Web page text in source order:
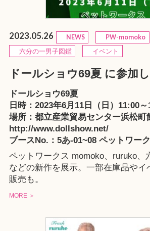
2023.05.26 NEWS PW-momoko
六分の一男子図鑑
イベント
ドールショウ69夏 に参加
ドールショウ69夏
日時：2023年6月11日（日）11:00
場所：都立産業貿易センター浜松町
http://www.dollshow.net/
ブースNo.：5あ-01~08 ペットワー
ペットワークス momoko、 ruruko、
などの新作を展示。一部在庫品やイ
販売も。
MORE ＞